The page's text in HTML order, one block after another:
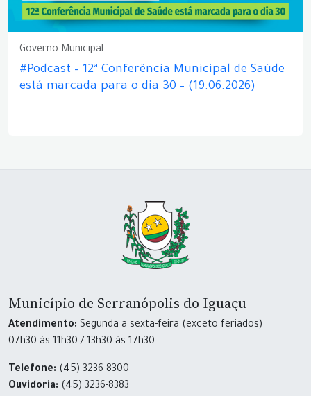
Governo Municipal
#Podcast – 12ª Conferência Municipal de Saúde
está marcada para o dia 30 – (19.06.2026)
Município de Serranópolis do Iguaçu
Atendimento: Segunda a sexta-feira (exceto feriados)
07h30 às 11h30 / 13h30 às 17h30
Telefone: (45) 3236-8300
Ouvidoria: (45) 3236-8383